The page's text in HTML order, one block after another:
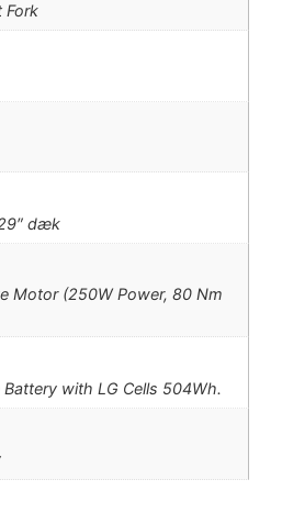
Fork
dæk
Motor (250W Power, 80 Nm
with LG Cells 504Wh.